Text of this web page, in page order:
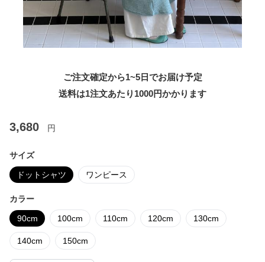
ご注文確定から1~5日でお届け予定
送料は1注文あたり 1000円かかります
3,680 円
サイズ
ドットシャツ ワンピース
カラー
90cm 100cm 110cm 120cm 130cm
140cm 150cm